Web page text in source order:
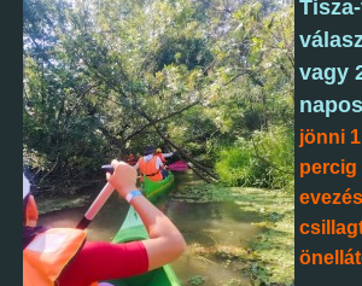
vagy
jönni
percig